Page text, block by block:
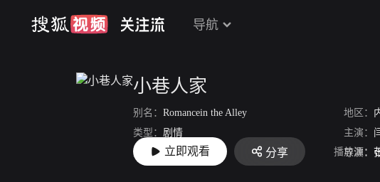
导航
小巷人家
别名： Romancein the Alley 地区：
类型： 剧情 主演：
上映： 2024-10-28 导演：
立即观看 分享 播放源：